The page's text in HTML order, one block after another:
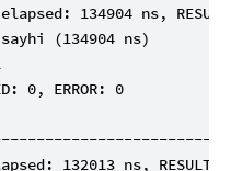
134904 ns,
(134904 ns)
0, ERROR: 0
132013 ns, RESULT: